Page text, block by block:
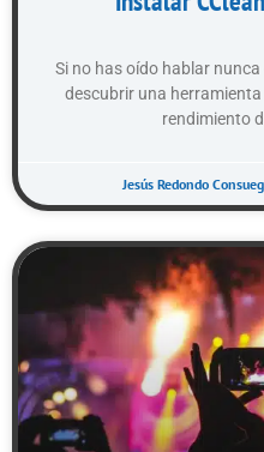
Si no has oído hablar
descubrir una
rendimiento
Jesús Redondo